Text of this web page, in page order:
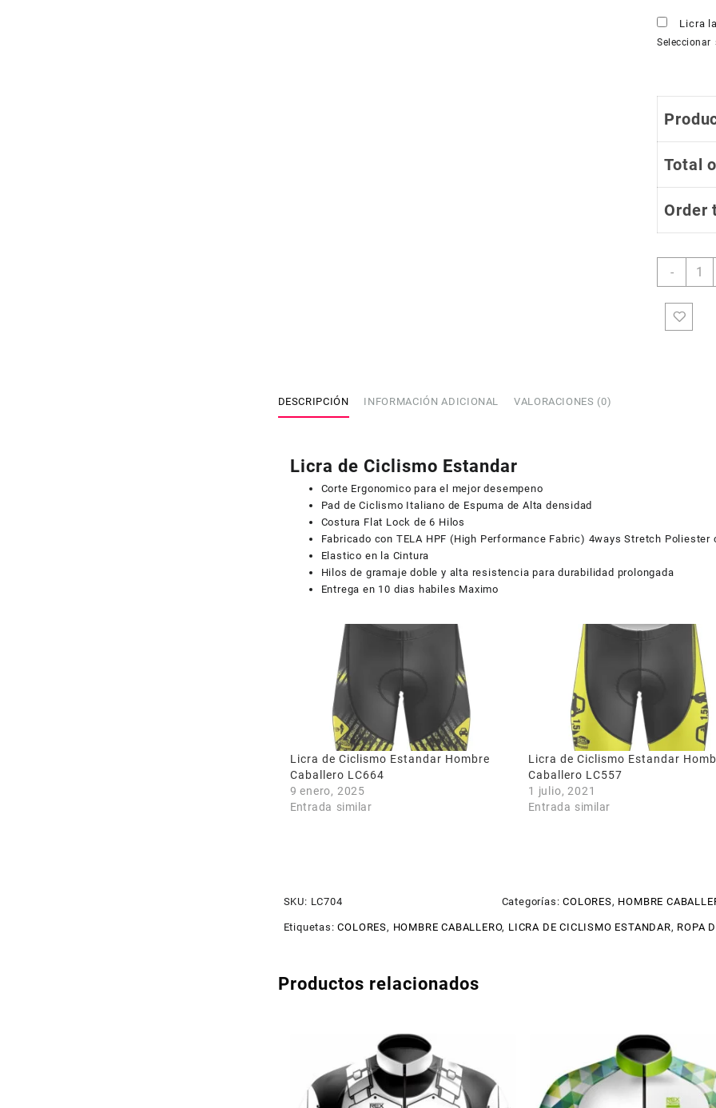
Licra
Total
Order
-
Licra
DESCRIPCIÓN INFORMACIÓN ADICIONAL VALORACIONES (0)
Licra de Ciclismo Estandar
Corte Ergonomico para el mejor desempeno
Pad de Ciclismo Italiano de Espuma de Alta densidad
Costura Flat Lock de 6 Hilos
Fabricado con TELA HPF (High Performance Fabric) 4ways Stretch Poliester
Elastico en la Cintura
Hilos de gramaje doble y alta resistencia para durabilidad prolongada
Entrega en 10 dias habiles Maximo
Licra de Ciclismo Estandar Hombre
Caballero LC664
9 enero, 2025
Entrada similar
Licra de Ciclismo Estandar
Caballero LC557
1 julio, 2021
Entrada similar
SKU: LC704 Categorías:COLORES, HOMBRE
Etiquetas:COLORES, HOMBRE CABALLERO, LICRA DE CICLISMO ESTANDAR, ROPA
Productos relacionados
COUPONX1806828281 COPIAR CÓDIGO